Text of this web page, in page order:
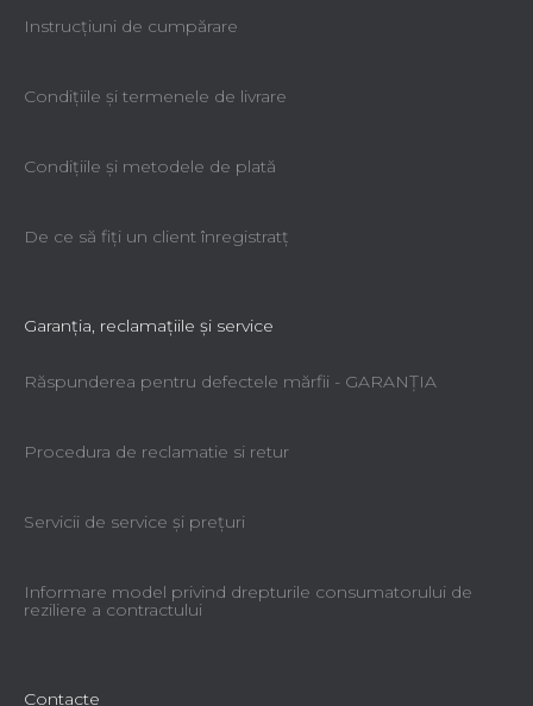
Instrucțiuni de cumpărare
Condiţiile şi termenele de livrare
Condiţiile şi metodele de plată
De ce să fiţi un client înregistratţ
Garanţia, reclamaţiile şi service
Răspunderea pentru defectele mărfii - GARANŢIA
Procedura de reclamatie si retur
Servicii de service şi preţuri
Informare model privind drepturile consumatorului de
reziliere a contractului
Contacte